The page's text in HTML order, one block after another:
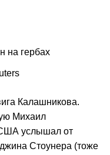
на гербах
Калашникова.
Михаил
услышал от
Стоунера (тоже